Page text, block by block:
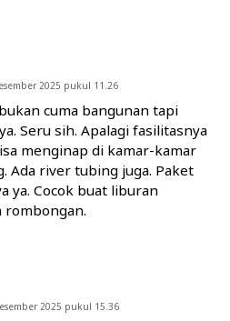
2025 pukul 11.26
cuma bangunan tapi
Seru sih. Apalagi fasilitasnya
menginap di kamar-kamar
Ada river tubing juga. Paket
ya. Cocok buat liburan
rombongan.
2025 pukul 15.36